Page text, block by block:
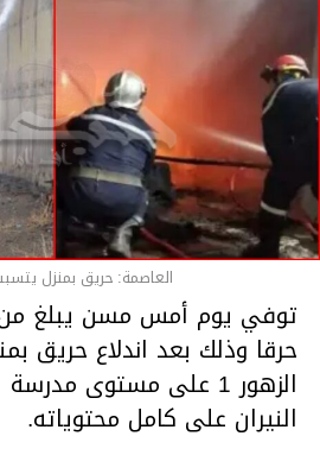
العاصمة: حريق بمنزل
حرقا وذلك بعد اندلاع حريق
الزهور 1 على مستوى
النيران على كامل محتوياته.